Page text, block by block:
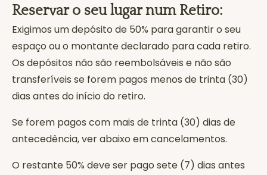
Reservar o seu lugar num Retiro:
Exigimos um depósito de 50% para garantir o seu
espaço ou o montante declarado para cada retiro.
Os depósitos não são reembolsáveis e não são
transferíveis se forem pagos menos de trinta (30)
dias antes do início do retiro.
Se forem pagos com mais de trinta (30) dias de
antecedência, ver abaixo em cancelamentos.
O restante 50% deve ser pago sete (7) dias antes